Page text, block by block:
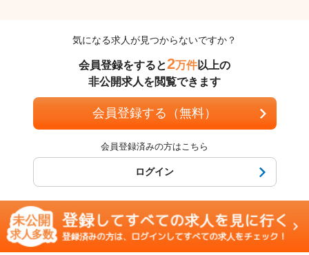
気になる求人が見つからないですか？
会員登録をすると2万件以上の
非公開求人を閲覧できます
会員登録する（無料）
会員登録済みの方はこちら
ログイン